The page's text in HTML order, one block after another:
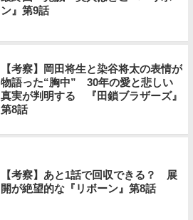
ン』第9話
【考察】岡田将生と染谷将太の表情が
物語った“胸中” 30年の愛と悲しい
真実が判明する 『田鎖ブラザーズ』
第8話
【考察】あと1話で回収できる？ 展
開が絶望的な『リボーン』第8話